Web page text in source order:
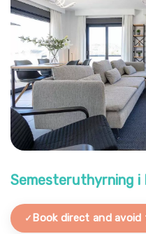
Previous
Semesteruthyrning i
Book direct and